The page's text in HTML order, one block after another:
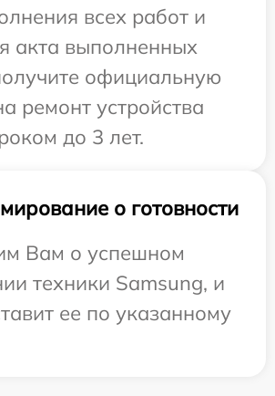
всех работ и
акта выполненных
официальную
ремонт устройства
до 3 лет.
о готовности
Вам о успешном
техники Samsung, и
ее по указанному